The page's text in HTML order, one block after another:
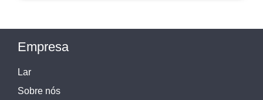
Empresa
Lar
Sobre nós